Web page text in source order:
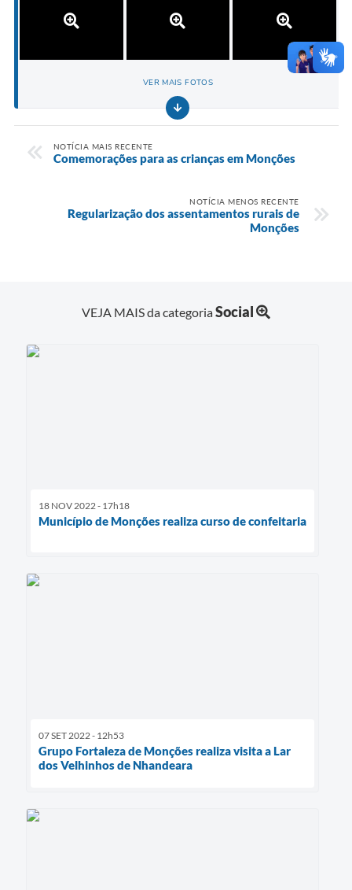
VER MAIS FOTOS
NOTÍCIA MAIS RECENTE
Comemorações para as crianças em Monções
NOTÍCIA MENOS RECENTE
Regularização dos assentamentos rurais de
Monções
VEJA MAIS da categoriaSocial
18 NOV 2022 - 17h18
Município de Monções realiza curso de confeitaria
07 SET 2022 - 12h53
Grupo Fortaleza de Monções realiza visita a Lar
dos Velhinhos de Nhandeara